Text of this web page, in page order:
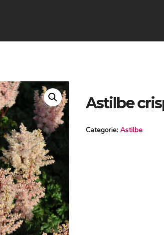
Astilbe
Categorie:Astilbe